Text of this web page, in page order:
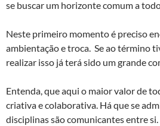
se buscar um horizonte comum a
Neste primeiro momento é preciso
ambientação e troca. Se ao término
realizar isso já terá sido um grande
Entenda, que aqui o maior valor de
criativa e colaborativa. Há que se
disciplinas são comunicantes entre